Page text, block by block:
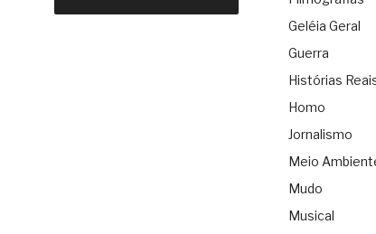
Geléia Geral
Guerra
Histórias
Homo
Jornalismo
Meio
Mudo
Musical